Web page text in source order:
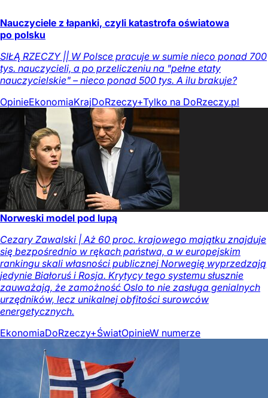
Nauczyciele z łapanki, czyli katastrofa oświatowa
po polsku
SIŁĄ RZECZY || W Polsce pracuje w sumie nieco ponad 700
tys. nauczycieli, a po przeliczeniu na "pełne etaty
nauczycielskie" – nieco ponad 500 tys. A ilu brakuje?
OpinieEkonomiaKrajDoRzeczy+Tylko na DoRzeczy.pl
Norweski model pod lupą
Cezary Zawalski | Aż 60 proc. krajowego majątku znajduje
się bezpośrednio w rękach państwa, a w europejskim
rankingu skali własności publicznej Norwegię wyprzedzają
jedynie Białoruś i Rosja. Krytycy tego systemu słusznie
zauważają, że zamożność Oslo to nie zasługa genialnych
urzędników, lecz unikalnej obfitości surowców
energetycznych.
EkonomiaDoRzeczy+ŚwiatOpinieW numerze